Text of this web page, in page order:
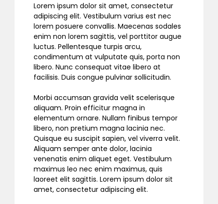
Lorem ipsum dolor sit amet, consectetur
adipiscing elit. Vestibulum varius est nec
lorem posuere convallis. Maecenas sodales
enim non lorem sagittis, vel porttitor augue
luctus. Pellentesque turpis arcu,
condimentum at vulputate quis, porta non
libero. Nunc consequat vitae libero at
facilisis. Duis congue pulvinar sollicitudin.
Morbi accumsan gravida velit scelerisque
aliquam. Proin efficitur magna in
elementum ornare. Nullam finibus tempor
libero, non pretium magna lacinia nec.
Quisque eu suscipit sapien, vel viverra velit.
Aliquam semper ante dolor, lacinia
venenatis enim aliquet eget. Vestibulum
maximus leo nec enim maximus, quis
laoreet elit sagittis. Lorem ipsum dolor sit
amet, consectetur adipiscing elit.